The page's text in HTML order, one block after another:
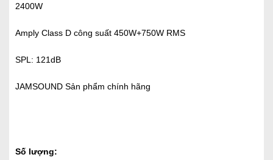
2400W
Amply Class D công suất 450W+750W RMS
SPL: 121dB
JAMSOUND Sản phẩm chính hãng
Số lượng: